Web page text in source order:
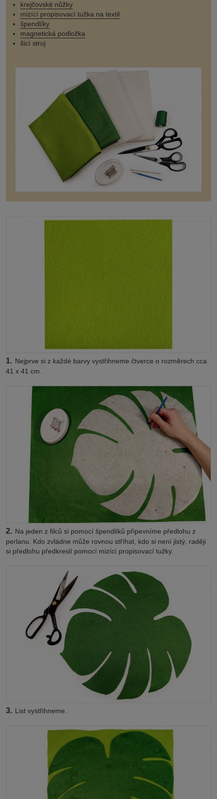
krejčovské nůžky
mizící propisovací tužka na textil
špendlíky
magnetická podložka
šicí stroj
1. Nejprve si z každé barvy vystřihneme čtverce o rozměrech cca
41 x 41 cm.
2. Na jeden z filců si pomocí špendlíků připevníme předlohu z
perlanu. Kdo zvládne může rovnou stříhat, kdo si není jistý, raději
si předlohu předkreslí pomocí mizící propisovací tužky.
3. List vystřihneme.